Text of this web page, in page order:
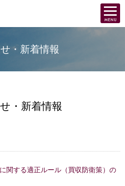
・新着情報
・新着情報
関する適正ルール（買収防衛策）の